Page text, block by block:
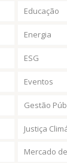
Educação
Energia
ESG
Eventos
Gestão
Justiça
Mercado